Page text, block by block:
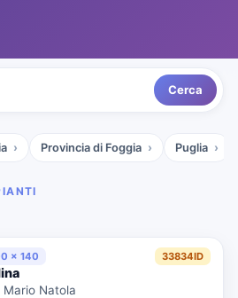
Cerca
Provincia di Foggia Puglia
x 140 33834ID
Mario Natola